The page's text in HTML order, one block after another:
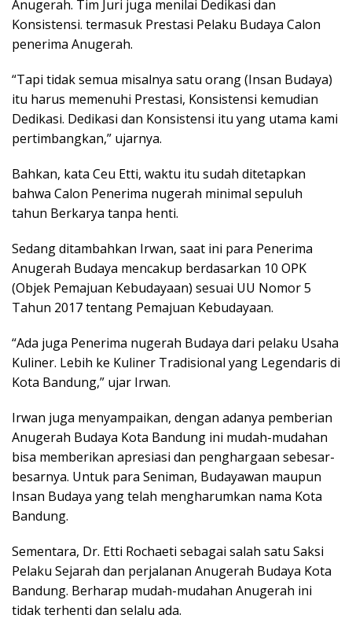
Anugerah. Tim Juri juga menilai Dedikasi dan
Konsistensi. termasuk Prestasi Pelaku Budaya Calon
penerima Anugerah.
“Tapi tidak semua misalnya satu orang (Insan Budaya)
itu harus memenuhi Prestasi, Konsistensi kemudian
Dedikasi. Dedikasi dan Konsistensi itu yang utama kami
pertimbangkan,” ujarnya.
Bahkan, kata Ceu Etti, waktu itu sudah ditetapkan
bahwa Calon Penerima nugerah minimal sepuluh
tahun Berkarya tanpa henti.
Sedang ditambahkan Irwan, saat ini para Penerima
Anugerah Budaya mencakup berdasarkan 10 OPK
(Objek Pemajuan Kebudayaan) sesuai UU Nomor 5
Tahun 2017 tentang Pemajuan Kebudayaan.
“Ada juga Penerima nugerah Budaya dari pelaku Usaha
Kuliner. Lebih ke Kuliner Tradisional yang Legendaris di
Kota Bandung,” ujar Irwan.
Irwan juga menyampaikan, dengan adanya pemberian
Anugerah Budaya Kota Bandung ini mudah-mudahan
bisa memberikan apresiasi dan penghargaan sebesar-
besarnya. Untuk para Seniman, Budayawan maupun
Insan Budaya yang telah mengharumkan nama Kota
Bandung.
Sementara, Dr. Etti Rochaeti sebagai salah satu Saksi
Pelaku Sejarah dan perjalanan Anugerah Budaya Kota
Bandung. Berharap mudah-mudahan Anugerah ini
tidak terhenti dan selalu ada.